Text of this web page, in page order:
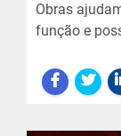
Obras
função e